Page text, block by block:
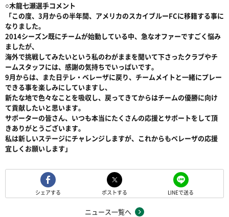
○木龍七瀬選手コメント
「この度、3月からの半年間、アメリカのスカイブルーFCに移籍する事に
なりました。
2014シーズン既にチームが始動している中、急なオファーですごく悩み
ましたが、
海外で挑戦してみたいという私のわがままを聞いて下さったクラブやチ
ームスタッフには、感謝の気持ちでいっぱいです。
9月からは、また日テレ・ベレーザに戻り、チームメイトと一緒にプレー
できる事を楽しみにしていますし、
新たな地で色々なことを吸収し、戻ってきてからはチームの優勝に向け
て貢献したいと思います。
サポーターの皆さん、いつも本当にたくさんの応援とサポートをして頂
きありがとうございます。
私は新しいステージにチャレンジしますが、これからもベレーザの応援
宜しくお願いします」
シェアする ポストする LINEで送る
ニュース一覧へ